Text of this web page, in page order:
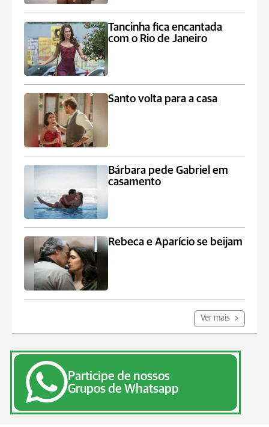
Tancinha fica encantada
com o Rio de Janeiro
Santo volta para a casa
Bárbara pede Gabriel em
casamento
Rebeca e Aparício se beijam
Ver mais
Participe de nossos
Grupos de Whatsapp